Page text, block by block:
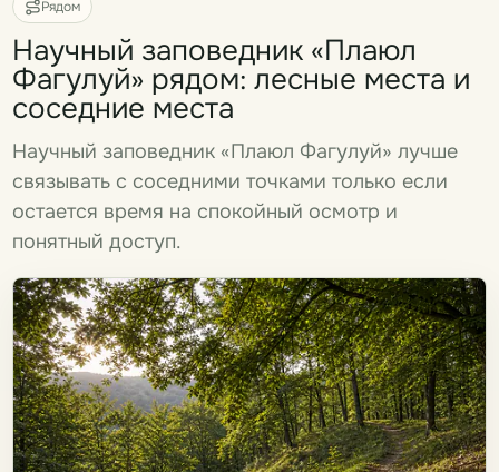
Рядом
Научный заповедник «Плаюл
Фагулуй» рядом: лесные места и
соседние места
Научный заповедник «Плаюл Фагулуй» лучше
связывать с соседними точками только если
остается время на спокойный осмотр и
понятный доступ.